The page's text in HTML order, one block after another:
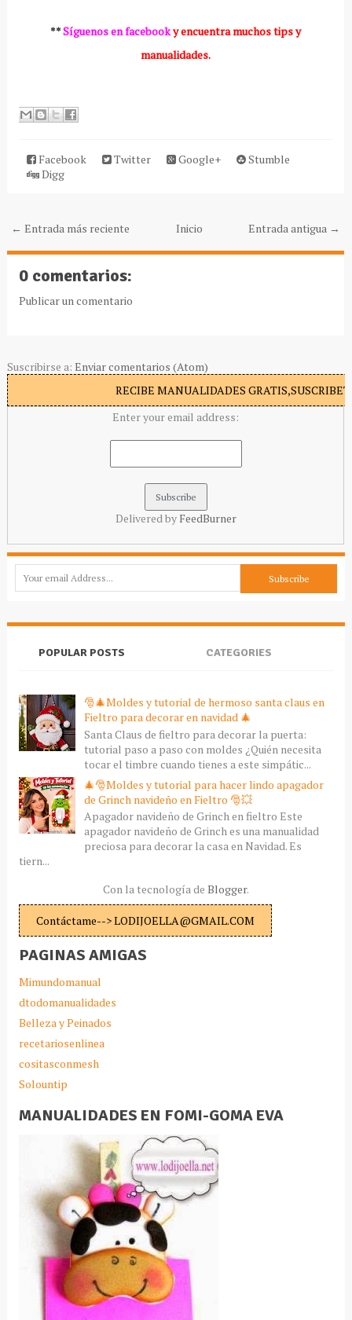
**Síguenos en facebooky encuentra muchos tips y
manualidades.
Facebook Twitter Google+
Stumble
Digg
← Entrada más reciente Entrada antigua →
Inicio
0 comentarios:
Publicar un comentario
Suscribirse a: Enviar comentarios (Atom)
RECIBE MANUALIDADES
Enter your email address:
Delivered by FeedBurner
POPULAR POSTS CATEGORIES
🎅🎄Moldes y tutorial de hermoso santa claus en
Fieltro para decorar en navidad 🎄
Santa Claus de fieltro para decorar la puerta:
tutorial paso a paso con moldes ¿Quién necesita
tocar el timbre cuando tienes a este simpátic...
🎄🎅Moldes y tutorial para hacer lindo apagador
de Grinch navideño en Fieltro 🎅💥
Apagador navideño de Grinch en fieltro Este
apagador navideño de Grinch es una manualidad
preciosa para decorar la casa en Navidad. Es
tiern...
Con la tecnología de Blogger.
Contáctame--> LODIJOELLA@GMAIL.COM
PAGINAS AMIGAS
Mimundomanual
dtodomanualidades
Belleza y Peinados
recetariosenlinea
cositasconmesh
Solountip
MANUALIDADES EN FOMI-GOMA EVA